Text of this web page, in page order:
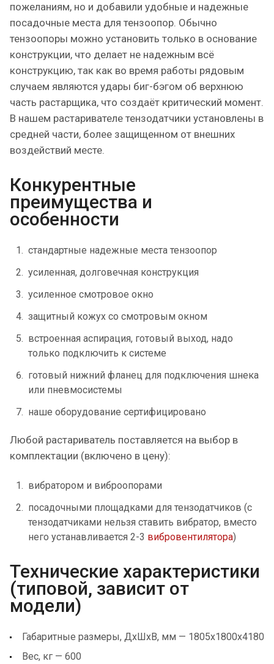
пожеланиям, но и добавили удобные и надежные
посадочные места для тензоопор. Обычно
тензоопоры можно установить только в основание
конструкции, что делает не надежным всё
конструкцию, так как во время работы рядовым
случаем являются удары биг-бэгом об верхнюю
часть растарщика, что создаёт критический момент.
В нашем растаривателе тензодатчики установлены в
средней части, более защищенном от внешних
воздействий месте.
Конкурентные
преимущества и
особенности
стандартные надежные места тензоопор
усиленная, долговечная конструкция
усиленное смотровое окно
защитный кожух со смотровым окном
встроенная аспирация, готовый выход, надо
только подключить к системе
готовый нижний фланец для подключения шнека
или пневмосистемы
наше оборудование сертифицировано
Любой растариватель поставляется на выбор в
комплектации (включено в цену):
вибратором и виброопорами
посадочными площадками для тензодатчиков (с
тензодатчиками нельзя ставить вибратор, вместо
него устанавливается 2-3 вибровентилятора)
Технические характеристики
(типовой, зависит от
модели)
Габаритные размеры, ДхШхВ, мм — 1805х1800х4180
Вес, кг — 600